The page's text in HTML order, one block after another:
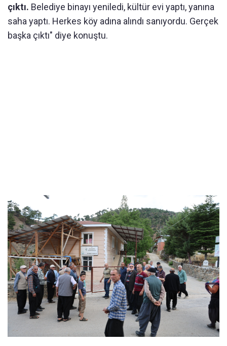
çıktı. Belediye binayı yeniledi, kültür evi yaptı, yanına
saha yaptı. Herkes köy adına alındı sanıyordu. Gerçek
başka çıktı" diye konuştu.